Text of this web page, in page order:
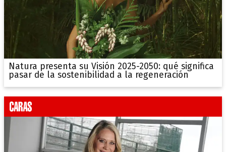
Natura presenta su Visión 2025-2050: qué significa
pasar de la sostenibilidad a la regeneración